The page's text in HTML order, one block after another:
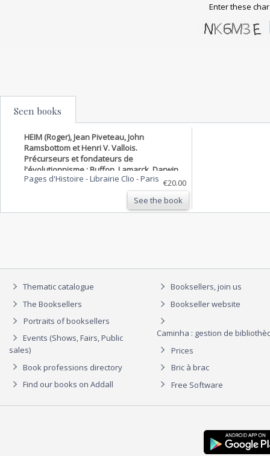
Enter these
Seen books
HEIM (Roger), Jean Piveteau, John
Ramsbottom et Henri V. Vallois.
Précurseurs et fondateurs de
l'évolutionnisme : Buffon, Lamarck, Darwin.
Pages d'Histoire - Librairie Clio -Paris €20.00
See the book
Thematic catalogue
The Booksellers
Portraits of booksellers
Events (Shows, Fairs, Public
sales)
Book professions directory
Find our books on Addall
Booksellers, join us
Bookseller website
Caminha : gestion de
Prices
Bric à brac
Free Software